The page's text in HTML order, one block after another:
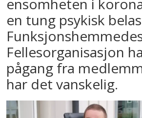
en tung psykisk
Fellesorganisasjon
pågang fra
har det vanskelig.